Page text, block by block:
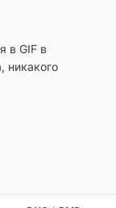
в GIF в
никакого